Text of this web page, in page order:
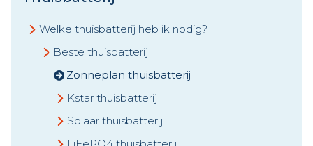
Welke thuisbatterij heb ik nodig?
Beste thuisbatterij
Zonneplan thuisbatterij
Kstar thuisbatterij
Solaar thuisbatterij